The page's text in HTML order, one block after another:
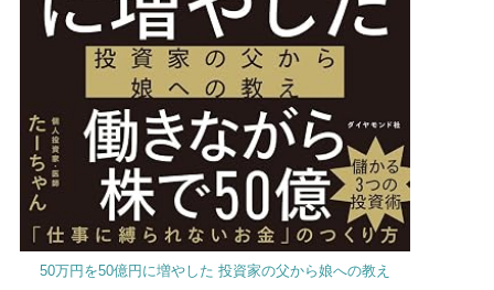
50万円を50億円に増やした 投資家の父から娘への教え